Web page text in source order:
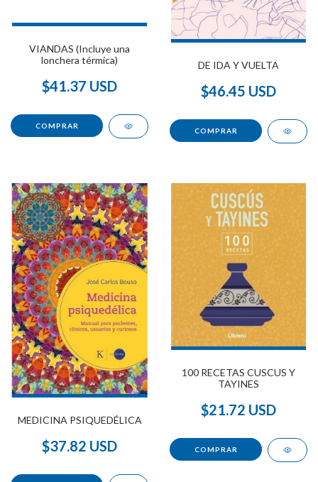
VIANDAS (Incluye una
lonchera térmica)
$41.37 USD
DE IDA Y VUELTA
$46.45 USD
MEDICINA PSIQUEDÉLICA
$37.82 USD
100 RECETAS CUSCUS Y
TAYINES
$21.72 USD